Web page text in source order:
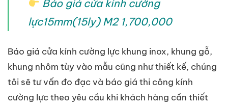
Báo giá cửa kính cường
lực15mm(15ly) M2 1,700,000
Báo giá cửa kính cường lực khung inox, khung gỗ,
khung nhôm tùy vào mẫu cũng như thiết kế, chúng
tôi sẽ tư vấn đo đạc và báo giá thi công kính
cường lực theo yêu cầu khi khách hàng cần thiết